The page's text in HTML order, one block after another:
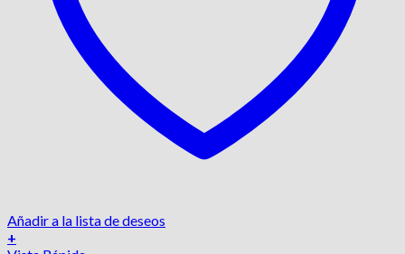
Añadir a la lista de deseos
+